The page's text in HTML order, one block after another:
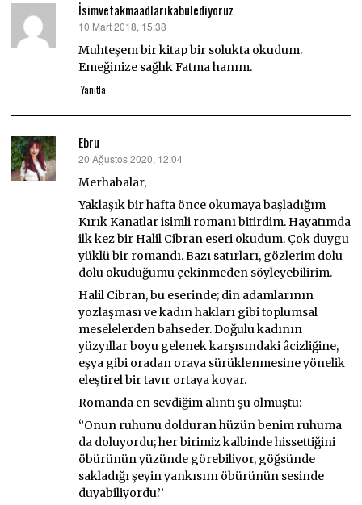
İsimvetakmaadlarıkabulediyoruz
dedi
ki:
10 Mart 2018, 15:38
Muhteşem bir kitap bir solukta okudum.
Emeğinize sağlık Fatma hanım.
Yanıtla
Ebru
dedi
ki:
20 Ağustos 2020, 12:04
Merhabalar,
Yaklaşık bir hafta önce okumaya başladığım
Kırık Kanatlar isimli romanı bitirdim. Hayatımda
ilk kez bir Halil Cibran eseri okudum. Çok duygu
yüklü bir romandı. Bazı satırları, gözlerim dolu
dolu okuduğumu çekinmeden söyleyebilirim.
Halil Cibran, bu eserinde; din adamlarının
yozlaşması ve kadın hakları gibi toplumsal
meselelerden bahseder. Doğulu kadının
yüzyıllar boyu gelenek karşısındaki âcizliğine,
eşya gibi oradan oraya sürüklenmesine yönelik
eleştirel bir tavır ortaya koyar.
Romanda en sevdiğim alıntı şu olmuştu:
‘’Onun ruhunu dolduran hüzün benim ruhuma
da doluyordu; her birimiz kalbinde hissettiğini
öbürünün yüzünde görebiliyor, göğsünde
sakladığı şeyin yankısını öbürünün sesinde
duyabiliyordu.’’